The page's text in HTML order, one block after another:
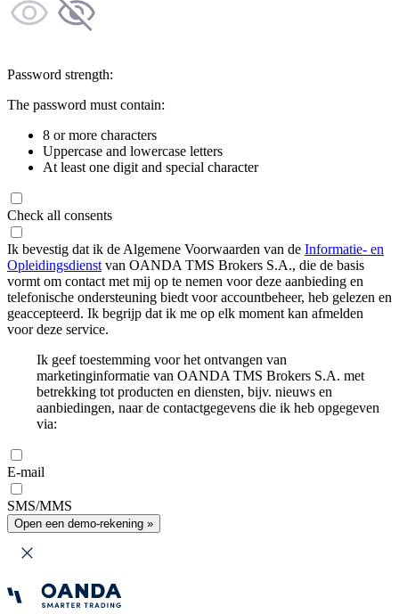
Password strength:
The password must contain:
8 or more characters
Uppercase and lowercase letters
At least one digit and special character
Check all consents
Ik bevestig dat ik de Algemene Voorwaarden van de Informatie- en
Opleidingsdienst van OANDA TMS Brokers S.A., die de basis
vormt om contact met mij op te nemen voor deze aanbieding en
telefonische ondersteuning biedt voor accountbeheer, heb gelezen en
geaccepteerd. Ik begrijp dat ik me op elk moment kan afmelden
voor deze service.
Ik geef toestemming voor het ontvangen van
marketinginformatie van OANDA TMS Brokers S.A. met
betrekking tot producten en diensten, bijv. nieuws en
aanbiedingen, naar de contactgegevens die ik heb opgegeven
via:
E-mail
SMS/MMS
Open een demo-rekening »